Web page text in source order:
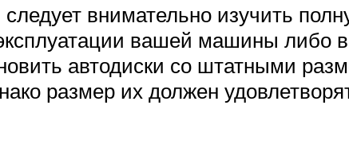
внимательно изучить
вашей машины либо
автодиски со штатными
размер их должен